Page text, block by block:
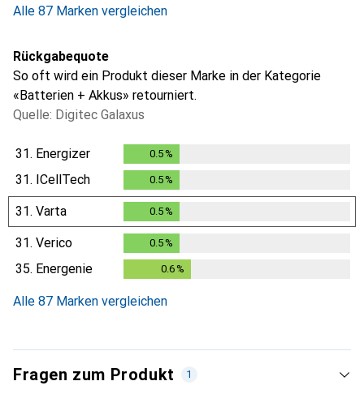
Alle 87 Marken vergleichen
Rückgabequote
So oft wird ein Produkt dieser Marke in der Kategorie
«Batterien + Akkus» retourniert.
Quelle: Digitec Galaxus
31. Energizer 0.5 %
31. ICellTech 0.5 %
31. Varta 0.5 %
31. Verico 0.5 %
35. Energenie 0.6 %
Alle 87 Marken vergleichen
Fragen zum Produkt 1